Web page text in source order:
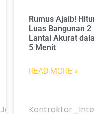
Rumus Ajaib!
Luas Bangunan 2
Lantai Akurat
5 Menit
READ MORE »